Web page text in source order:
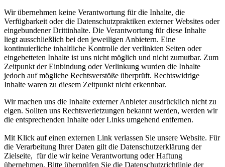
Wir übernehmen keine Verantwortung für die Inhalte, die
Verfügbarkeit oder die Datenschutzpraktiken externer Websites oder
eingebundener Drittinhalte. Die Verantwortung für diese Inhalte
liegt ausschließlich bei den jeweiligen Anbietern. Eine
kontinuierliche inhaltliche Kontrolle der verlinkten Seiten oder
eingebetteten Inhalte ist uns nicht möglich und nicht zumutbar. Zum
Zeitpunkt der Einbindung oder Verlinkung wurden die Inhalte
jedoch auf mögliche Rechtsverstöße überprüft. Rechtswidrige
Inhalte waren zu diesem Zeitpunkt nicht erkennbar.
Wir machen uns die Inhalte externer Anbieter ausdrücklich nicht zu
eigen. Sollten uns Rechtsverletzungen bekannt werden, werden wir
die entsprechenden Inhalte oder Links umgehend entfernen.
Mit Klick auf einen externen Link verlassen Sie unsere Website. Für
die Verarbeitung Ihrer Daten gilt die Datenschutzerklärung der
Zielseite, für die wir keine Verantwortung oder Haftung
übernehmen. Bitte überprüfen Sie die Datenschutzrichtlinie der